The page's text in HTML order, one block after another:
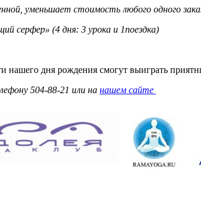
уменьшает стоимость любого одного
серфер» (4 дня: 3 урока и 1поездка)
нашего дня рождения смогут выиграть
504-88-21 или на нашем сайте